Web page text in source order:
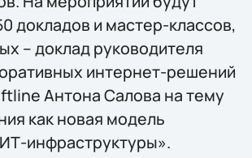
докладов и мастер-классов,
– доклад руководителя
интернет-решений
Антона Салова на тему
как новая модель
инфраструктуры».